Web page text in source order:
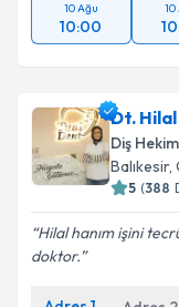
10 Ağu
10:00
10
Dt.
Diş
Balıkesir,
5 (388
Hilal hanım işini
doktor.